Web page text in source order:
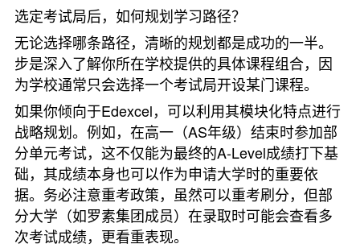
选定考试局后，如何规划学习路径？
无论选择哪条路径，清晰的规划都是成功的一半。
步是深入了解你所在学校提供的具体课程组合，因
为学校通常只会选择一个考试局开设某门课程。
如果你倾向于Edexcel，可以利用其模块化特点进行
战略规划。例如，在高一（AS年级）结束时参加部
分单元考试，这不仅能为最终的A-Level成绩打下基
础，其成绩本身也可以作为申请大学时的重要依
据。务必注意重考政策，虽然可以重考刷分，但部
分大学（如罗素集团成员）在录取时可能会查看多
次考试成绩，更看重表现。